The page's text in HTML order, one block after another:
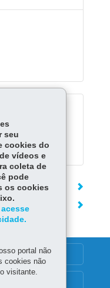
line da Rede
seu
cookies do
vídeos e
coleta de
pode
os cookies
portal não
cookies não
visitante.